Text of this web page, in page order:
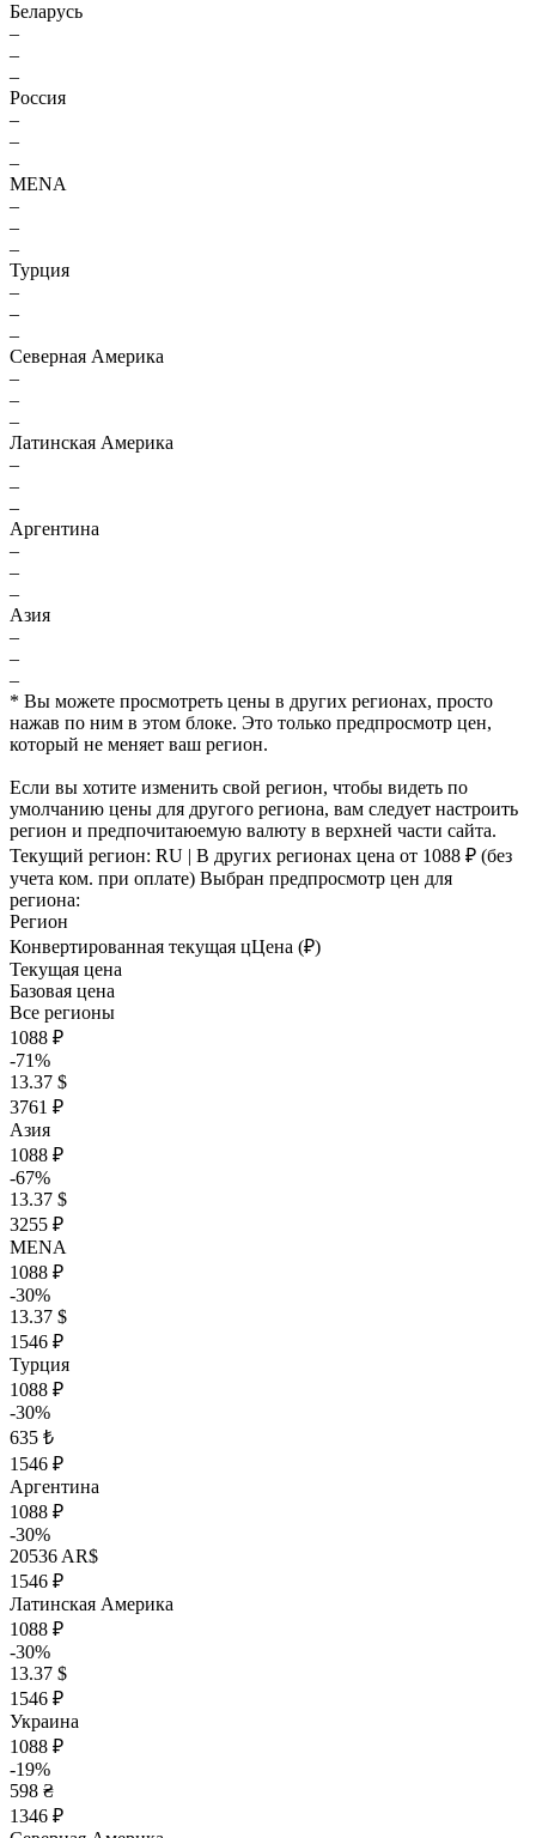
Беларусь
–
–
–
Россия
–
–
–
MENA
–
–
–
Турция
–
–
–
Северная Америка
–
–
–
Латинская Америка
–
–
–
Аргентина
–
–
–
Азия
–
–
–
* Вы можете просмотреть цены в других регионах, просто
нажав по ним в этом блоке. Это только предпросмотр цен,
который не меняет ваш регион.
Если вы хотите изменить свой регион, чтобы видеть по
умолчанию цены для другого региона, вам следует настроить
регион и предпочитаюемую валюту в верхней части сайта.
Текущий регион: RU | В других регионах цена от 1088 ₽ (без
учета ком. при оплате) Выбран предпросмотр цен для
региона:
Регион
Конвертированная текущая цЦена (₽)
Текущая цена
Базовая цена
Все регионы
1088 ₽
-71%
13.37 $
3761 ₽
Азия
1088 ₽
-67%
13.37 $
3255 ₽
MENA
1088 ₽
-30%
13.37 $
1546 ₽
Турция
1088 ₽
-30%
635 ₺
1546 ₽
Аргентина
1088 ₽
-30%
20536 AR$
1546 ₽
Латинская Америка
1088 ₽
-30%
13.37 $
1546 ₽
Украина
1088 ₽
-19%
598 ₴
1346 ₽